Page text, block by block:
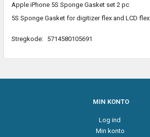
Apple iPhone 5S Sponge Gasket set 2 pc
5S Sponge Gasket for digitizer flex and LCD flex.
Stregkode: 5714580105691
MIN KONTO
Log ind
Min konto